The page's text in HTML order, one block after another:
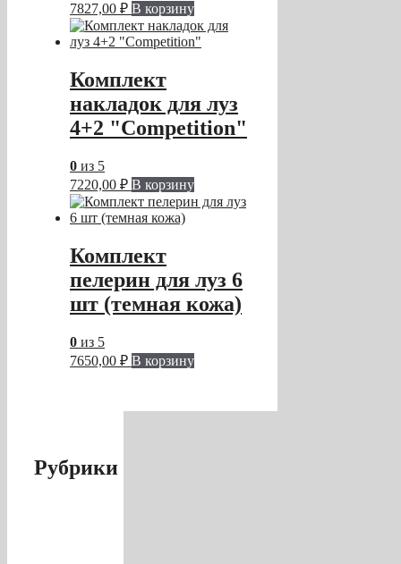
7827,00 ₽ В корзину
Комплект
накладок для луз
4+2 "Competition"
0 из 5
7220,00 ₽ В корзину
Комплект
пелерин для луз 6
шт (темная кожа)
0 из 5
7650,00 ₽ В корзину
Рубрики